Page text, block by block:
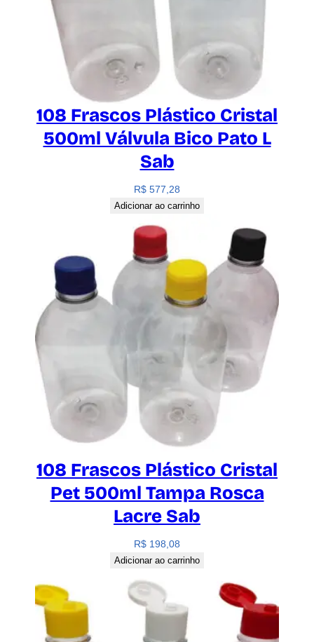
108 Frascos Plástico Cristal
500ml Válvula Bico Pato L
Sab
R$ 577,28
Adicionar ao carrinho
108 Frascos Plástico Cristal
Pet 500ml Tampa Rosca
Lacre Sab
R$ 198,08
Adicionar ao carrinho